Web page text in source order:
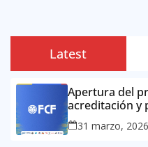
Latest
Apertura del
acreditación y
para la prensa
Copa Mundial
31 marzo, 2026